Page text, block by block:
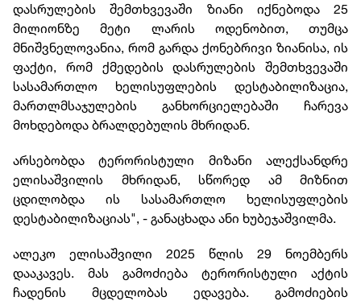
დასრულების შემთხვევაში ზიანი იქნებოდა 25
მილიონზე მეტი ლარის ოდენობით, თუმცა
მნიშვნელოვანია, რომ გარდა ქონებრივი ზიანისა, ის
ფაქტი, რომ ქმედების დასრულების შემთხვევაში
სასამართლო ხელისუფლების დესტაბილიზაცია,
მართლმსაჯულების განხორციელებაში ჩარევა
მოხდებოდა ბრალდებულის მხრიდან.
არსებობდა ტერორისტული მიზანი ალექსანდრე
ელისაშვილის მხრიდან, სწორედ ამ მიზნით
ცდილობდა ის სასამართლო ხელისუფლების
დესტაბილიზაციას", - განაცხადა ანი ხუბეჯაშვილმა.
ალეკო ელისაშვილი 2025 წლის 29 ნოემბერს
დააკავეს. მას გამოძიება ტერორისტული აქტის
ჩადენის მცდელობას ედავება. გამოძიების